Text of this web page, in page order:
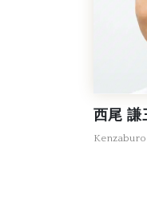
西尾 謙